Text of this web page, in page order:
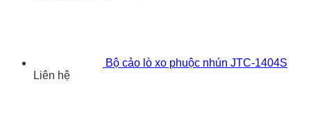
Bộ cảo lò xo phuộc nhún JTC-1404S
Liên hệ